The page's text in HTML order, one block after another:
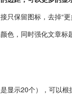
只保留图标，去掉“
色，同时强化文章标
显示20个），可以